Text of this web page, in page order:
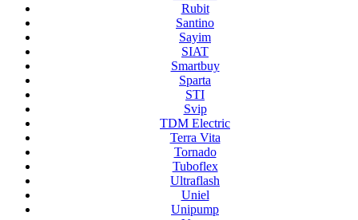
Rubit
Santino
Sayim
SIAT
Smartbuy
Sparta
STI
Svip
TDM Electric
Terra Vita
Tornado
Tuboflex
Ultraflash
Uniel
Unipump